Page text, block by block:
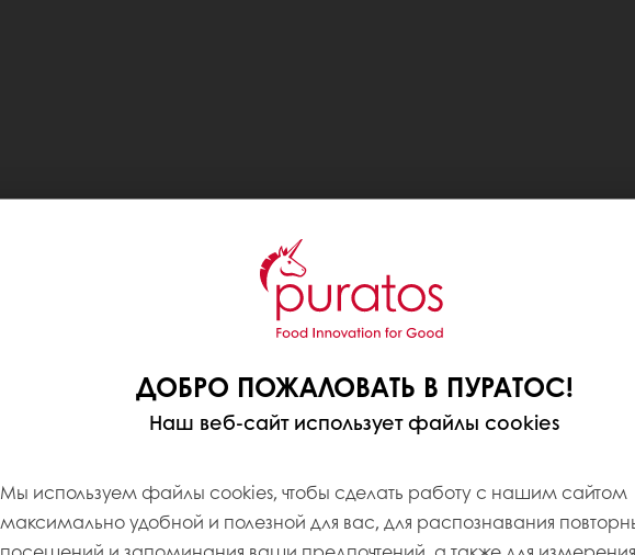
ДОБРО ПОЖАЛОВАТЬ В ПУРАТОС!
Наш веб-сайт использует файлы cookies
Мы используем файлы cookies, чтобы сделать работу с нашим сайтом
максимально удобной и полезной для вас, для распознавания